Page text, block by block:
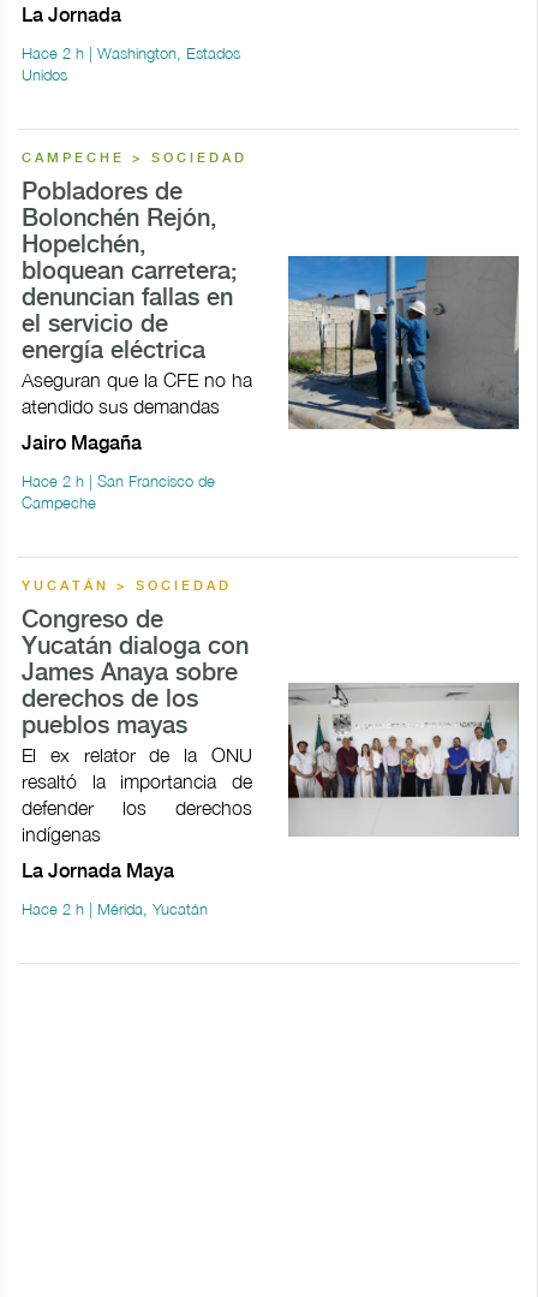
La Jornada
Hace 2 h | Washington, Estados
Unidos
CAMPECHE > SOCIEDAD
Pobladores de
Bolonchén Rejón,
Hopelchén,
bloquean carretera;
denuncian fallas en
el servicio de
energía eléctrica
Aseguran que la CFE no ha
atendido sus demandas
Jairo Magaña
Hace 2 h | San Francisco de
Campeche
YUCATÁN > SOCIEDAD
Congreso de
Yucatán dialoga con
James Anaya sobre
derechos de los
pueblos mayas
El ex relator de la ONU
resaltó la importancia de
defender los derechos
indígenas
La Jornada Maya
Hace 2 h | Mérida, Yucatán